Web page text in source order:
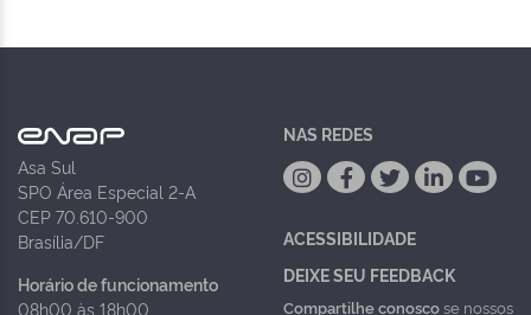
Asa Sul
SPO Área Especial 2-A
CEP 70.610-900
Brasília/DF
Horário de funcionamento
08h00 às 18h00
NAS REDES
ACESSIBILIDADE
DEIXE SEU FEEDBACK
Compartilhe conoscose nossos